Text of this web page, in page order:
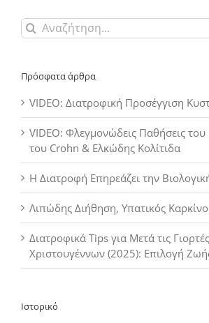
Αναζήτηση
για:
Πρόσφατα άρθρα
VIDEO: Διατροφική Προσέγγιση
VIDEO: Φλεγμονώδεις Παθήσεις
του Crohn & Ελκώδης Κολίτιδα
Η Διατροφή Επηρεάζει την
Λιπώδης Διήθηση, Υπατικός
Διατροφικά Tips για Μετά τις
Χριστουγέννων (2025): Επιλογή
Ιστορικό